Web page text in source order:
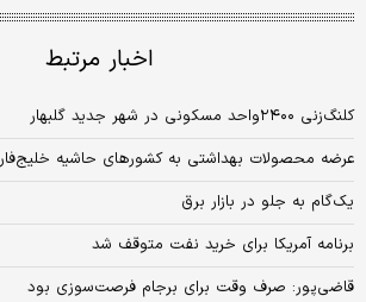
اخبار مرتبط
کلنگ‌زنی ۲۴۰۰واحد مسکونی در شهر جدید گلبهار
عرضه محصولات بهداشتی به کشورهای حاشیه
یک‌گام به جلو در بازار برق
برنامه آمریکا برای خرید نفت متوقف شد
قاضی‌پور: صرف وقت برای برجام فرصت‌سوزی بود